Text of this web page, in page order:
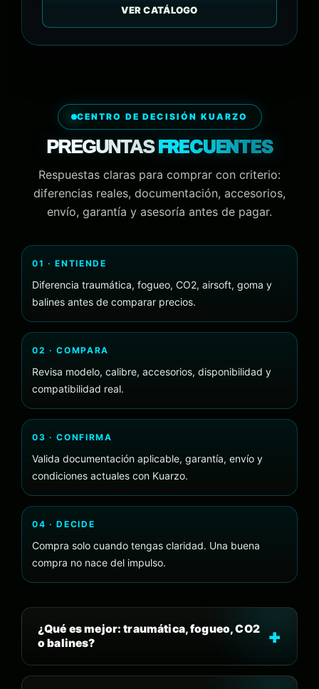
VER CATÁLOGO
CENTRO DE DECISIÓN KUARZO
PREGUNTASFRECUENTES
Respuestas claras para comprar con criterio:
diferencias reales, documentación, accesorios,
envío, garantía y asesoría antes de pagar.
01 · ENTIENDE
Diferencia traumática, fogueo, CO2, airsoft, goma y
balines antes de comparar precios.
02 · COMPARA
Revisa modelo, calibre, accesorios, disponibilidad y
compatibilidad real.
03 · CONFIRMA
Valida documentación aplicable, garantía, envío y
condiciones actuales con Kuarzo.
04 · DECIDE
Compra solo cuando tengas claridad. Una buena
compra no nace del impulso.
¿Qué es mejor: traumática, fogueo, CO2
o balines?